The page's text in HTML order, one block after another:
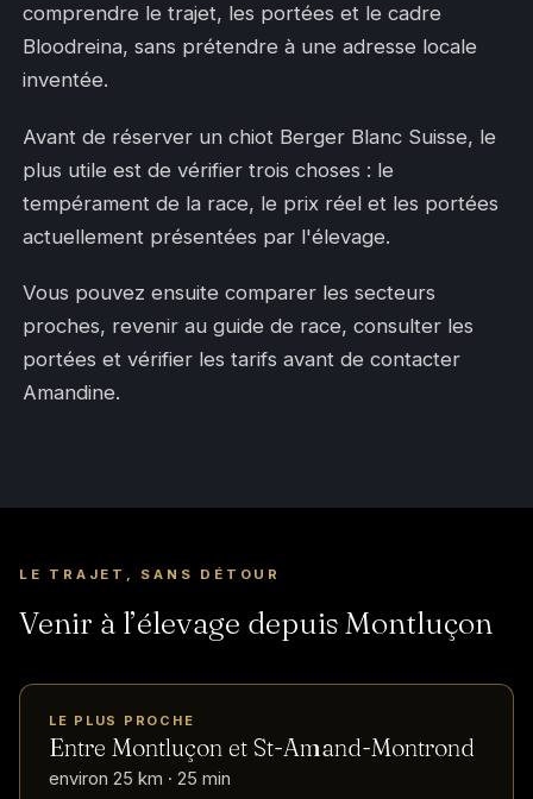
comprendre le trajet, les portées et le cadre
Bloodreina, sans prétendre à une adresse locale
inventée.
Avant de réserver un chiot Berger Blanc Suisse, le
plus utile est de vérifier trois choses : le
tempérament de la race, le prix réel et les portées
actuellement présentées par l'élevage.
Vous pouvez ensuite comparer les secteurs
proches, revenir au guide de race, consulter les
portées et vérifier les tarifs avant de contacter
Amandine.
LE TRAJET, SANS DÉTOUR
Venir à l’élevage depuis Montluçon
LE PLUS PROCHE
Entre Montluçon et St-Amand-Montrond
environ 25 km · 25 min